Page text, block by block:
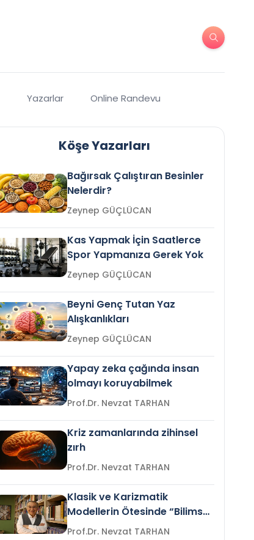
Yazarlar Online Randevu
Köşe Yazarları
Bağırsak Çalıştıran Besinler
Nelerdir?
Zeynep GÜÇLÜCAN
Kas Yapmak İçin Saatlerce
Spor Yapmanıza Gerek Yok
Zeynep GÜÇLÜCAN
Beyni Genç Tutan Yaz
Alışkanlıkları
Zeynep GÜÇLÜCAN
Yapay zeka çağında insan
olmayı koruyabilmek
Prof.Dr. Nevzat TARHAN
Kriz zamanlarında zihinsel
zırh
Prof.Dr. Nevzat TARHAN
Klasik ve Karizmatik
Modellerin Ötesinde “Bilimsel
Liderlik”
Prof.Dr. Nevzat TARHAN